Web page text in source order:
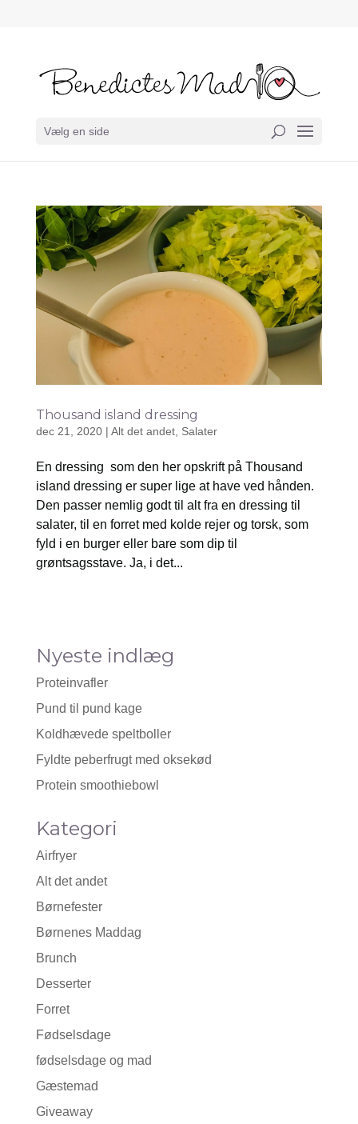
Vælg en side
Thousand island dressing
dec 21, 2020| Alt det andet, Salater
En dressing som den her opskrift på Thousand
island dressing er super lige at have ved hånden.
Den passer nemlig godt til alt fra en dressing til
salater, til en forret med kolde rejer og torsk, som
fyld i en burger eller bare som dip til
grøntsagsstave. Ja, i det...
Nyeste indlæg
Proteinvafler
Pund til pund kage
Koldhævede speltboller
Fyldte peberfrugt med oksekød
Protein smoothiebowl
Kategori
Airfryer
Alt det andet
Børnefester
Børnenes Maddag
Brunch
Desserter
Forret
Fødselsdage
fødselsdage og mad
Gæstemad
Giveaway